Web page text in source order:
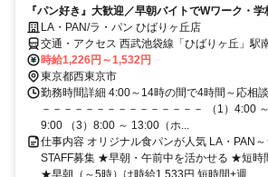
『パン好き』大歓迎／早朝バイトでWワーク・
LA・PAN/ラ・パン ひばりヶ丘店
交通・アクセス 西武池袋線「ひばりヶ丘」駅
時給1,226円～1,532円
東京都西東京市
勤務時間詳細 4:00～14時の間で4時間～応相
－－－－－－－－－－－－－－－ （1）4:00
9:00 （3）8:00 ～ 13:00（ホ...
仕事内容 オリジナル食パンが人気 LA・PAN
STAFF募集 ★早朝・午前中を活かせる ★短時
★早朝（～5時）は時給1,533円 短時間+週...